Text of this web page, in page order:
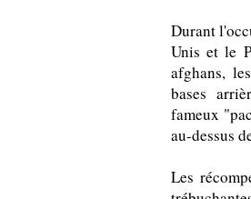
Durant
Unis et le
afghans,
bases
fameux
au-dessus
Les